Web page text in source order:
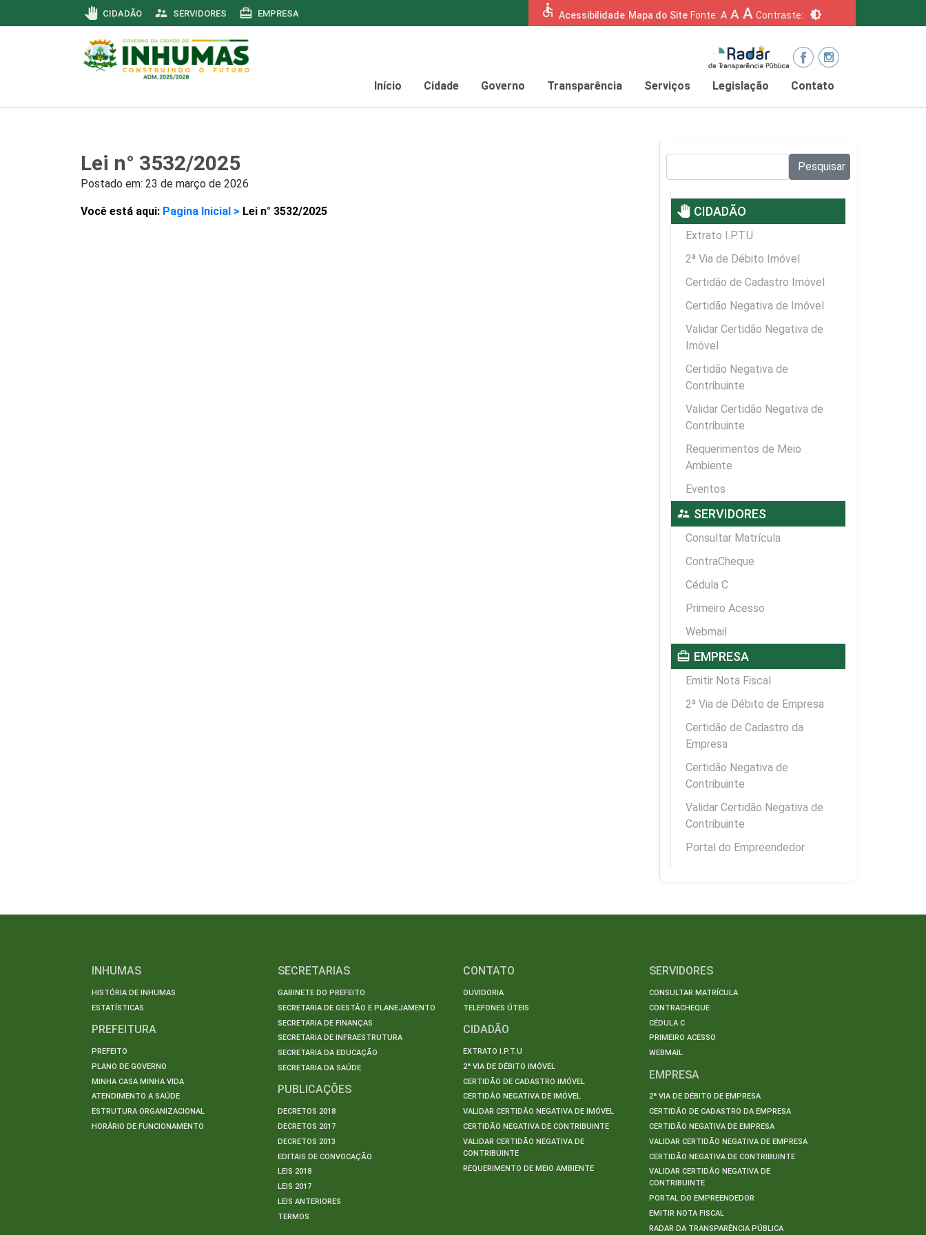
pan_tool CIDADÃO supervisor_account SERVIDORES card_travel EMPRESA accessible Acessibilidade Mapa do Site Fonte: A A A Contraste: brightness_6
Início Cidade Governo Transparência Serviços Legislação Contato
Lei n° 3532/2025
Postado em: 23 de março de 2026
Você está aqui: Pagina Inicial > Lei n° 3532/2025
Pesquisar
pan_tool CIDADÃO
Extrato I.P.T.U
2ª Via de Débito Imóvel
Certidão de Cadastro Imóvel
Certidão Negativa de Imóvel
Validar Certidão Negativa de
Imóvel
Certidão Negativa de
Contribuinte
Validar Certidão Negativa de
Contribuinte
Requerimentos de Meio
Ambiente
Eventos
supervisor_account SERVIDORES
Consultar Matrícula
ContraCheque
Cédula C
Primeiro Acesso
Webmail
card_travel EMPRESA
Emitir Nota Fiscal
2ª Via de Débito de Empresa
Certidão de Cadastro da
Empresa
Certidão Negativa de
Contribuinte
Validar Certidão Negativa de
Contribuinte
Portal do Empreendedor
INHUMAS
HISTÓRIA DE INHUMAS
ESTATÍSTICAS
PREFEITURA
PREFEITO
PLANO DE GOVERNO
MINHA CASA MINHA VIDA
ATENDIMENTO A SAÚDE
ESTRUTURA ORGANIZACIONAL
HORÁRIO DE FUNCIONAMENTO
SECRETARIAS
GABINETE DO PREFEITO
SECRETARIA DE GESTÃO E PLANEJAMENTO
SECRETARIA DE FINANÇAS
SECRETARIA DE INFRAESTRUTURA
SECRETARIA DA EDUCAÇÃO
SECRETARIA DA SAÚDE
PUBLICAÇÕES
DECRETOS 2018
DECRETOS 2017
DECRETOS 2013
EDITAIS DE CONVOCAÇÃO
LEIS 2018
LEIS 2017
LEIS ANTERIORES
TERMOS
CONTATO
OUVIDORIA
TELEFONES ÚTEIS
CIDADÃO
EXTRATO I.P.T.U
2ª VIA DE DÉBITO IMÓVEL
CERTIDÃO DE CADASTRO IMÓVEL
CERTIDÃO NEGATIVA DE IMÓVEL
VALIDAR CERTIDÃO NEGATIVA DE IMÓVEL
CERTIDÃO NEGATIVA DE CONTRIBUINTE
VALIDAR CERTIDÃO NEGATIVA DE
CONTRIBUINTE
REQUERIMENTO DE MEIO AMBIENTE
SERVIDORES
CONSULTAR MATRÍCULA
CONTRACHEQUE
CÉDULA C
PRIMEIRO ACESSO
WEBMAIL
EMPRESA
2ª VIA DE DÉBITO DE EMPRESA
CERTIDÃO DE CADASTRO DA EMPRESA
CERTIDÃO NEGATIVA DE EMPRESA
VALIDAR CERTIDÃO NEGATIVA DE EMPRESA
CERTIDÃO NEGATIVA DE CONTRIBUINTE
VALIDAR CERTIDÃO NEGATIVA DE
CONTRIBUINTE
PORTAL DO EMPREENDEDOR
EMITIR NOTA FISCAL
RADAR DA TRANSPARÊNCIA PÚBLICA